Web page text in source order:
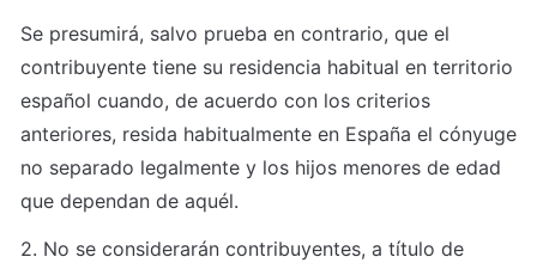
Se presumirá, salvo prueba en contrario, que el
contribuyente tiene su residencia habitual en territorio
español cuando, de acuerdo con los criterios
anteriores, resida habitualmente en España el cónyuge
no separado legalmente y los hijos menores de edad
que dependan de aquél.
2. No se considerarán contribuyentes, a título de